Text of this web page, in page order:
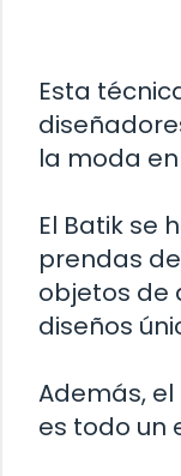
Esta
la moda
El Batik se
prendas
objetos de
diseños
Además,
es todo un